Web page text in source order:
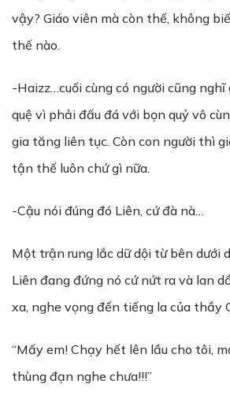
vậy? Giáo viên mà còn thế, không
thế nào.
-Haizz…cuối cùng có người cũng
quệ vì phải đấu đá với bọn quỷ vô
gia tăng liên tục. Còn con người thì
tận thế luôn chứ gì nữa.
-Cậu nói đúng đó Liên, cứ đà nà…
Một trận rung lắc dữ dội từ bên dưới
Liên đang đứng nó cứ nứt ra và lan
xa, nghe vọng đến tiếng la của thầy
“Mấy em! Chạy hết lên lầu cho tôi,
thùng đạn nghe chưa!!!”